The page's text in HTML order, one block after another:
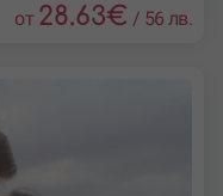
от 28.63€ / 56 лв.